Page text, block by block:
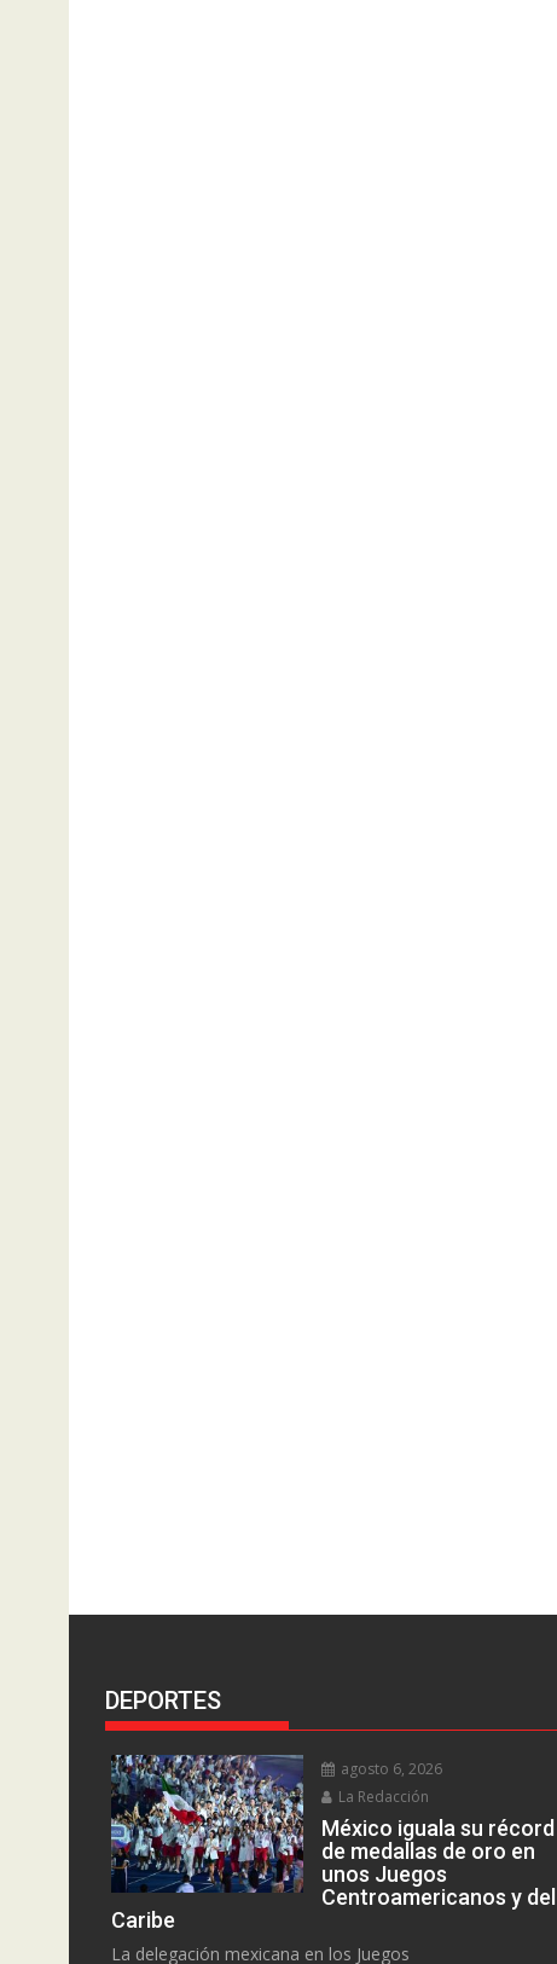
DEPORTES
agosto 6, 2026
La Redacción
México iguala su récord
de medallas de oro en
unos Juegos
Centroamericanos y del
Caribe
La delegación mexicana en los Juegos